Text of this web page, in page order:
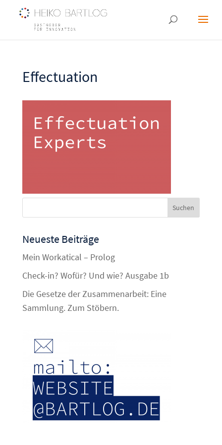
Effectuation
Neueste Beiträge
Mein Workatical – Prolog
Check-in? Wofür? Und wie? Ausgabe 1b
Die Gesetze der Zusammenarbeit: Eine
Sammlung. Zum Stöbern.